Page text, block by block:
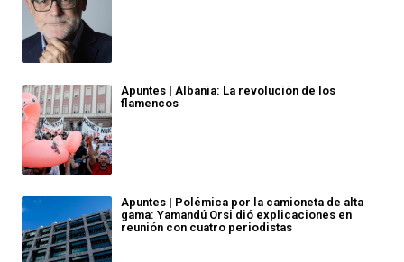
Apuntes | Albania: La revolución de los
flamencos
Apuntes | Polémica por la camioneta de alta
gama: Yamandú Orsi dió explicaciones en
reunión con cuatro periodistas